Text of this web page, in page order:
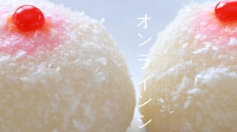
オンラインショップ